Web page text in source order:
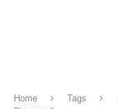
Home Tags